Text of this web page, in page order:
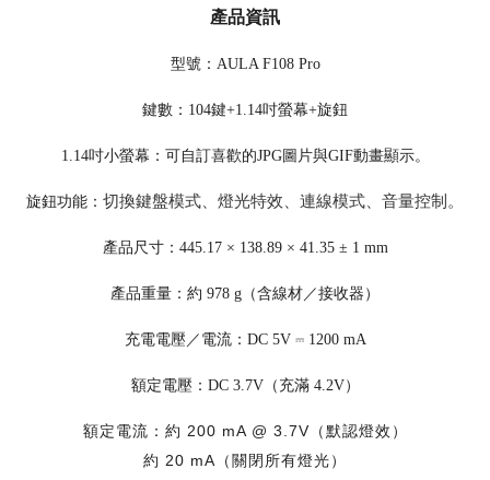
產品資訊
型號：AULA F108 Pro
鍵數：104鍵+1.14吋螢幕+旋鈕
1.14吋小螢幕 ： 可自訂喜歡的JPG圖片與GIF動畫顯示。
旋鈕功能 ： 切換鍵盤模式、燈光特效 連線模式 音量控制。
產品尺寸：445.17 × 138.89 × 41.35 ± 1 mm
產品重量：約 978 g（含線材／接收器）
充電電壓／電流：DC 5V ⎓ 1200 mA
額定電壓：DC 3.7V（充滿 4.2V）
額定電流：約 200 mA @ 3.7V（默認燈效）
約 20 mA（關閉所有燈光）